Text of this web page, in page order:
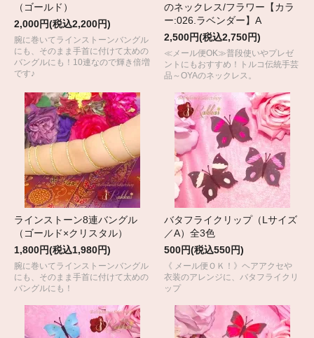
（ゴールド）
2,000円(税込2,200円)
腕に巻いてラインストーンバングル
にも、そのまま手首に付けて太めの
バングルにも！10連なので輝き倍増
です♪
のネックレス/フラワー【カラ
ー:026.ラベンダー】A
2,500円(税込2,750円)
≪メール便OK≫普段使いやプレゼ
ントにもおすすめ！トルコ伝統手芸
品～OYAのネックレス。
ラインストーン8連バングル
（ゴールド×クリスタル）
1,800円(税込1,980円)
腕に巻いてラインストーンバングル
にも、そのまま手首に付けて太めの
バングルにも！
バタフライクリップ（Lサイズ
／A）全3色
500円(税込550円)
《 メール便ＯＫ！》ヘアアクセや
衣装のアレンジに、バタフライクリ
ップ